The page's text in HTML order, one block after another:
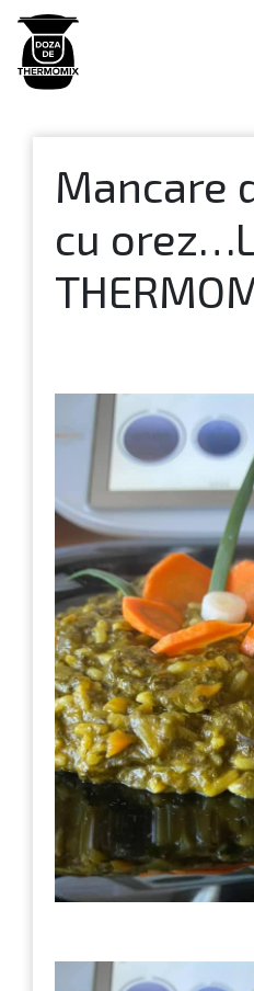
Main
Mancare
cu